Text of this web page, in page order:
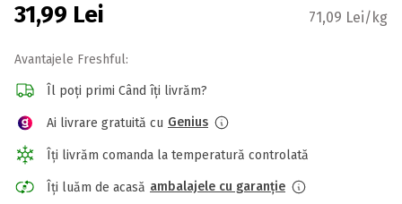
31,99 Lei 71,09 Lei/kg
Avantajele Freshful:
Îl poți primi Când îți livrăm?
Ai livrare gratuită cu Genius
Îți livrăm comanda la temperatură controlată
Îți luăm de acasă ambalajele cu garanție